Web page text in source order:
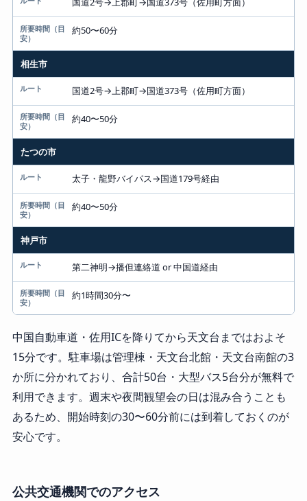
約50〜60分
相生市
国道2号→上郡町→国道373号（佐用町方面）
約40〜50分
たつの市
太子・龍野バイパス→国道179号経由
約40〜50分
神戸市
第二神明→播但連絡道 or 中国道経由
約1時間30分〜
中国自動車道・佐用ICを降りてから天文台まではおよそ
15分です。駐車場は管理棟・天文台北館・天文台南館の3
か所に分かれており、合計50台・大型バス5台分が無料で
利用できます。週末や夜間観望会の日は混み合うことも
あるため、開始時刻の30〜60分前には到着しておくのが
安心です。
公共交通機関でのアクセス